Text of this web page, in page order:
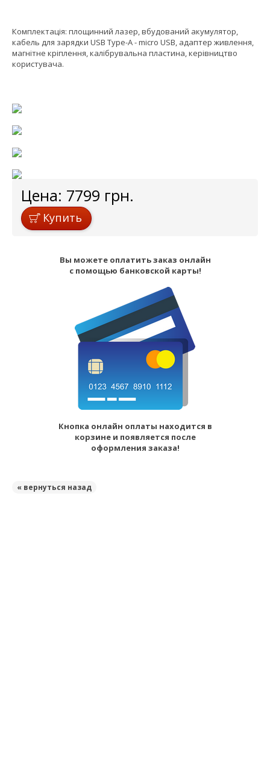
Комплектація: площинний лазер, вбудований акумулятор,
кабель для зарядки USB Type-A - micro USB, адаптер живлення,
магнітне кріплення, калібрувальна пластина, керівництво
користувача.
Цена: 7799 грн.
Купить
Вы можете оплатить заказ онлайн
с помощью банковской карты!
Кнопка онлайн оплаты находится в
корзине и появляется после
оформления заказа!
« вернуться назад